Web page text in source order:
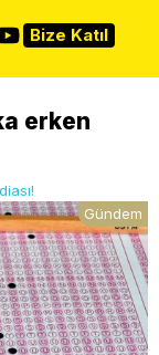
Bize Katıl
erken
Gündem